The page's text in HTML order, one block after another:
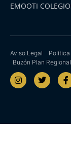
EMOOTI
Aviso Legal
Buzón Plan Regional